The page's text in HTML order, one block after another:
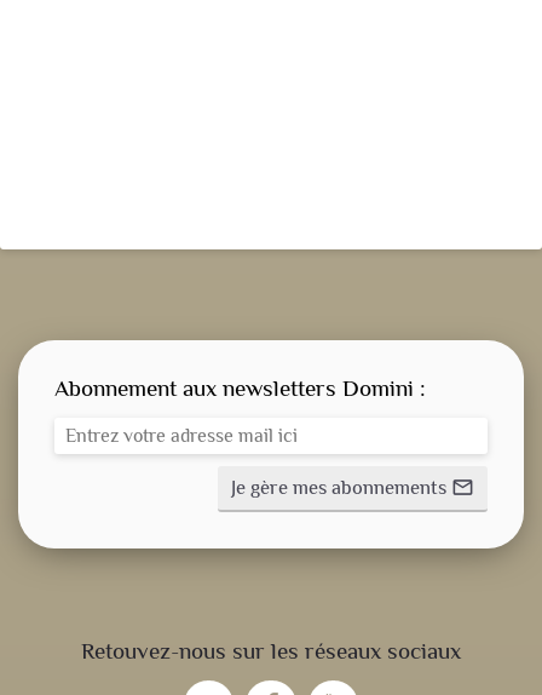
Retouvez-nous sur les réseaux sociaux
Abonnement aux newsletters Domini :
Je gère mes abonnements mail_outline